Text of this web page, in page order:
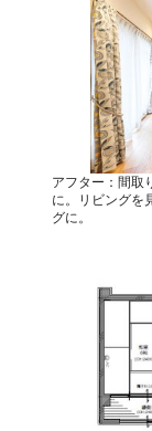
アフター：間取
に。リビングを
グに。